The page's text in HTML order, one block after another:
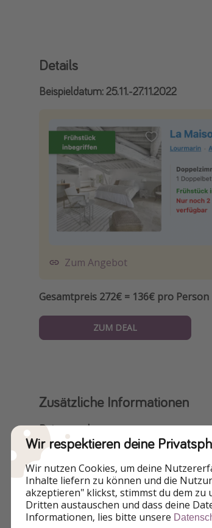
Details
Beispieldatum: 25.11.-27.11.2022
Zum Angebot
Gesamtpreis 272€ = 136€ pro Person
ZUM DEAL
Zusätzliche Informationen
Reiseregeln
Einreise:
Die derzeit gültigen
desAuswärtigen Amts.
Rückreise:Seit Anfang des Jahres
3G-Nachweis mehr bei der
Wir respektieren deine
Wir nutzen Cookies, um deine
Inhalte liefern zu können und die
akzeptieren" klickst, stimmst du dem
Dritten austauschen und dass deine
Informationen, lies bitte unsere